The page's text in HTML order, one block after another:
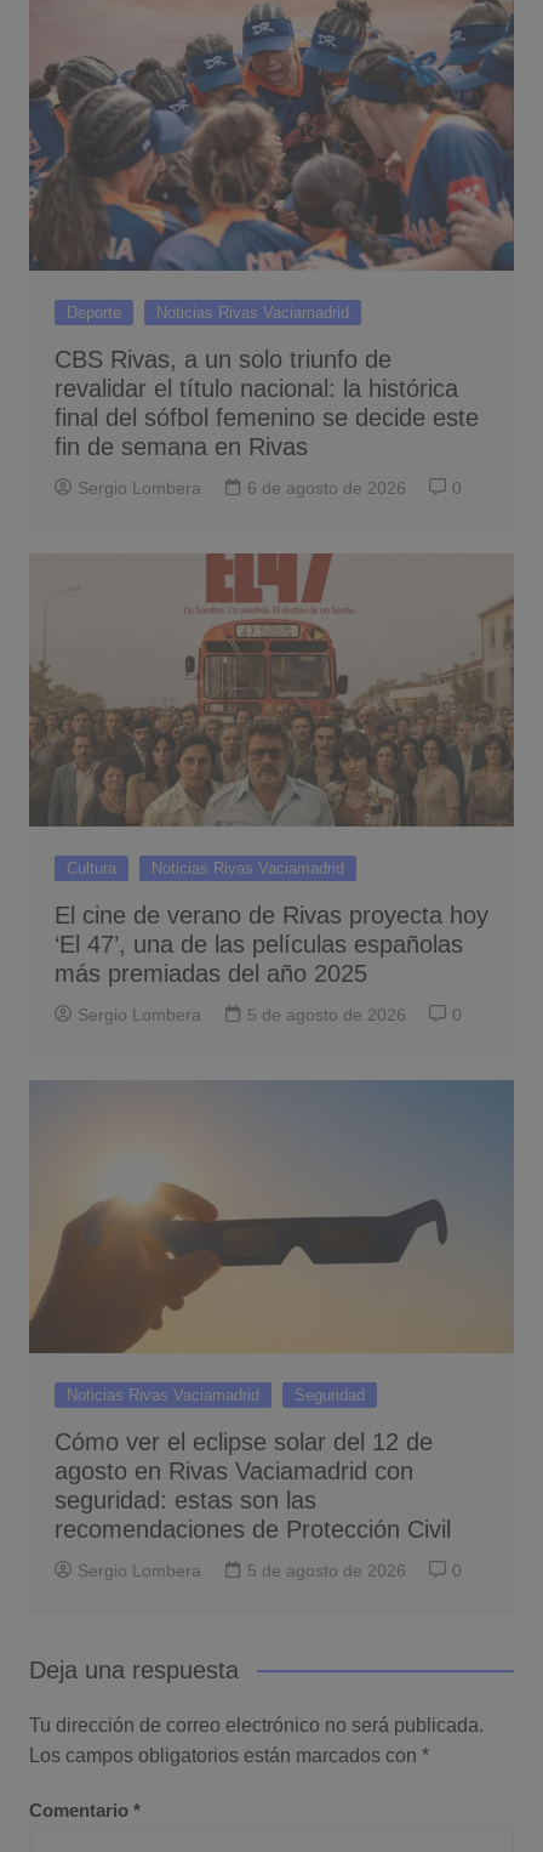
Deporte Noticias Rivas Vaciamadrid
CBS Rivas, a un solo triunfo de
revalidar el título nacional: la histórica
final del sófbol femenino se decide este
fin de semana en Rivas
Sergio Lombera 6 de agosto de 2026 0
Cultura Noticias Rivas Vaciamadrid
El cine de verano de Rivas proyecta hoy
‘El 47’, una de las películas españolas
más premiadas del año 2025
Sergio Lombera 5 de agosto de 2026 0
Noticias Rivas Vaciamadrid Seguridad
Cómo ver el eclipse solar del 12 de
agosto en Rivas Vaciamadrid con
seguridad: estas son las
recomendaciones de Protección Civil
Sergio Lombera 5 de agosto de 2026 0
Deja una respuesta
Tu dirección de correo electrónico no será publicada.
Los campos obligatorios están marcados con *
Comentario *